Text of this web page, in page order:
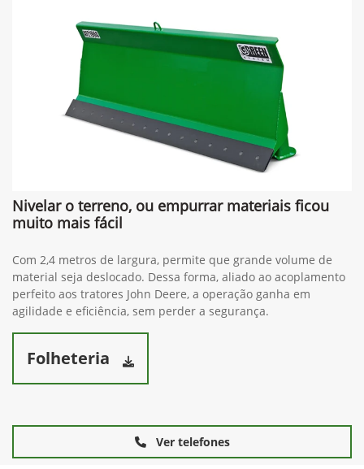
Nivelar o terreno, ou empurrar materiais ficou
muito mais fácil
Com 2,4 metros de largura, permite que grande volume de
material seja deslocado. Dessa forma, aliado ao acoplamento
perfeito aos tratores John Deere, a operação ganha em
agilidade e eficiência, sem perder a segurança.
Folheteria
Ver telefones